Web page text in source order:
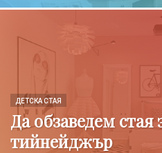
ДЕТСКА СТАЯ
Да обзаведем
тийнейджър